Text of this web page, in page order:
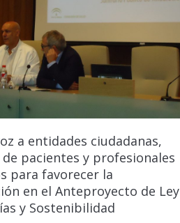
a entidades ciudadanas,
pacientes y profesionales
para favorecer la
en el Anteproyecto de Ley
y Sostenibilidad